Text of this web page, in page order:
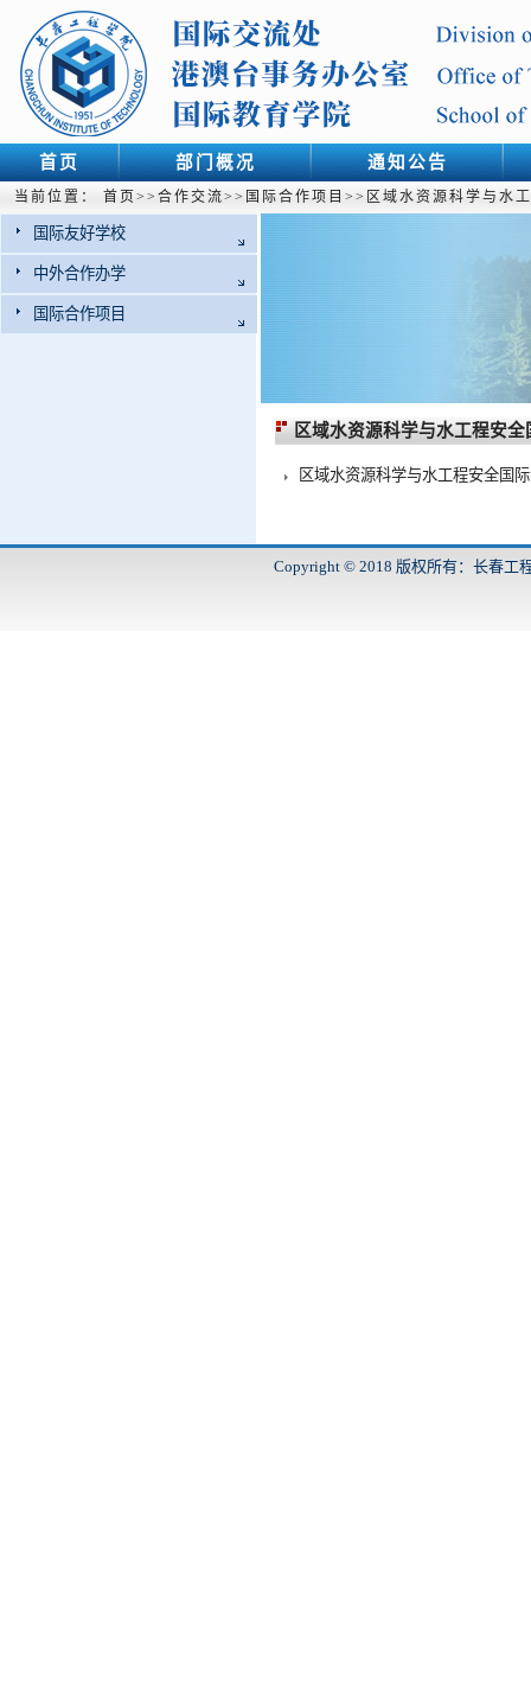
首页 部门概况 通知公告
当前位置： 首页 >> 合作交流>> 国际合作项目 >> 区域水资源科学与水
国际友好学校
中外合作办学
国际合作项目
区域水资源科学与水工程安全
区域水资源科学与水工程安全国
Copyright © 2018 版权所有：长春工